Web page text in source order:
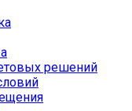
решений